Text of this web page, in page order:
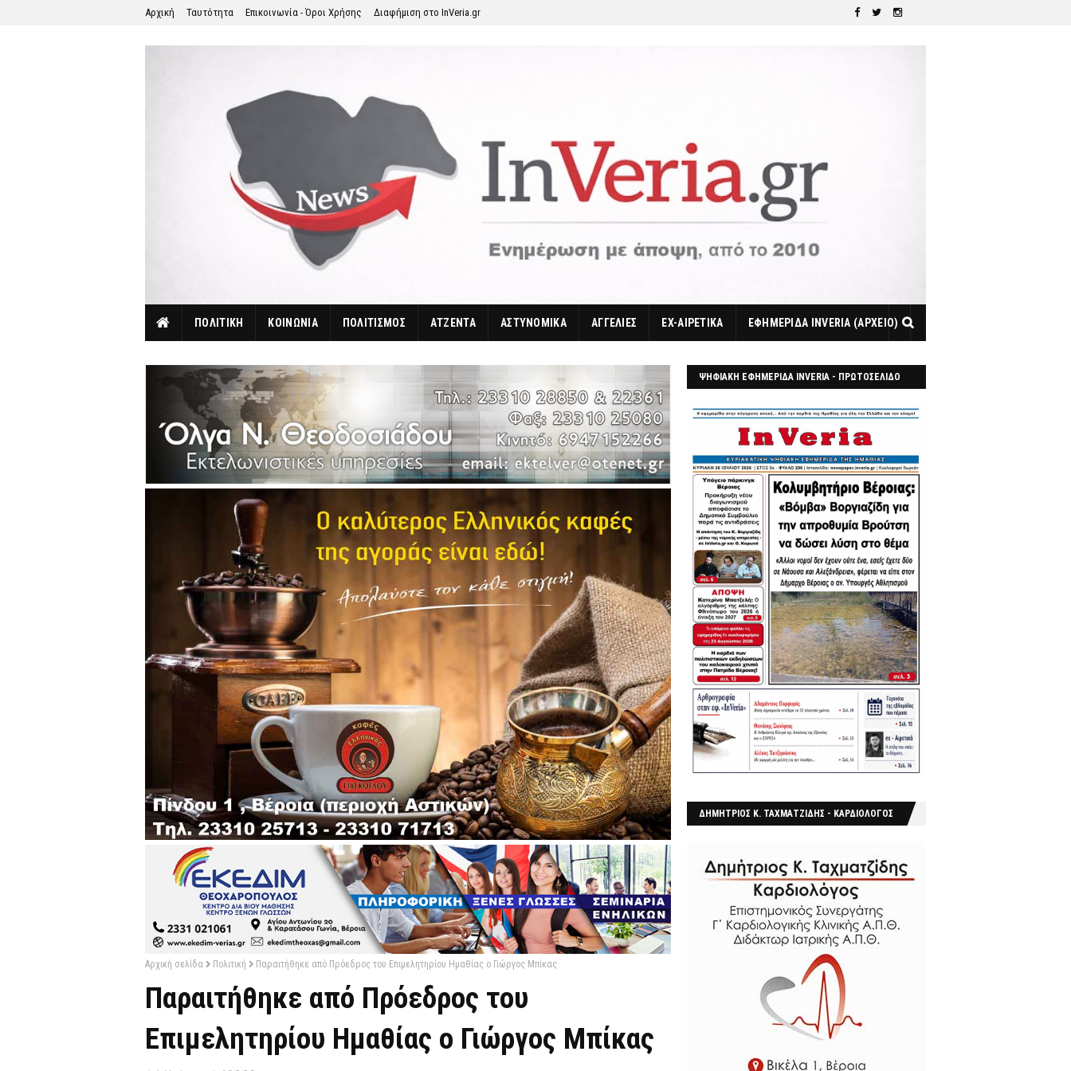
Αρχική Ταυτότητα Επικοινωνία - Όροι Χρήσης Διαφήμιση στο InVeria.gr
ΠΟΛΙΤΙΚΗ ΚΟΙΝΩΝΙΑ ΠΟΛΙΤΙΣΜΟΣ ΑΤΖΕΝΤΑ ΑΣΤΥΝΟΜΙΚΑ ΑΓΓΕΛΙΕΣ EX-ΑΙΡΕΤΙΚΑ ΕΦΗΜΕΡΙΔΑ INVERIA (ΑΡΧΕΙΟ)
Αρχική σελίδα Πολιτική Παραιτήθηκε από Πρόεδρος του Επιμελητηρίου Ημαθίας ο Γιώργος Μπίκας
Παραιτήθηκε από Πρόεδρος του
Επιμελητηρίου Ημαθίας ο Γιώργος Μπίκας
ΨΗΦΙΑΚΗ ΕΦΗΜΕΡΙΔΑ INVERIA - ΠΡΩΤΟΣΕΛΙΔΟ
ΔΗΜΗΤΡΙΟΣ Κ. ΤΑΧΜΑΤΖΙΔΗΣ - ΚΑΡΔΙΟΛΟΓΟΣ